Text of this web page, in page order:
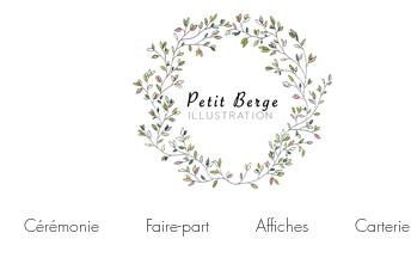
Cérémonie Faire-part Affiches Carterie